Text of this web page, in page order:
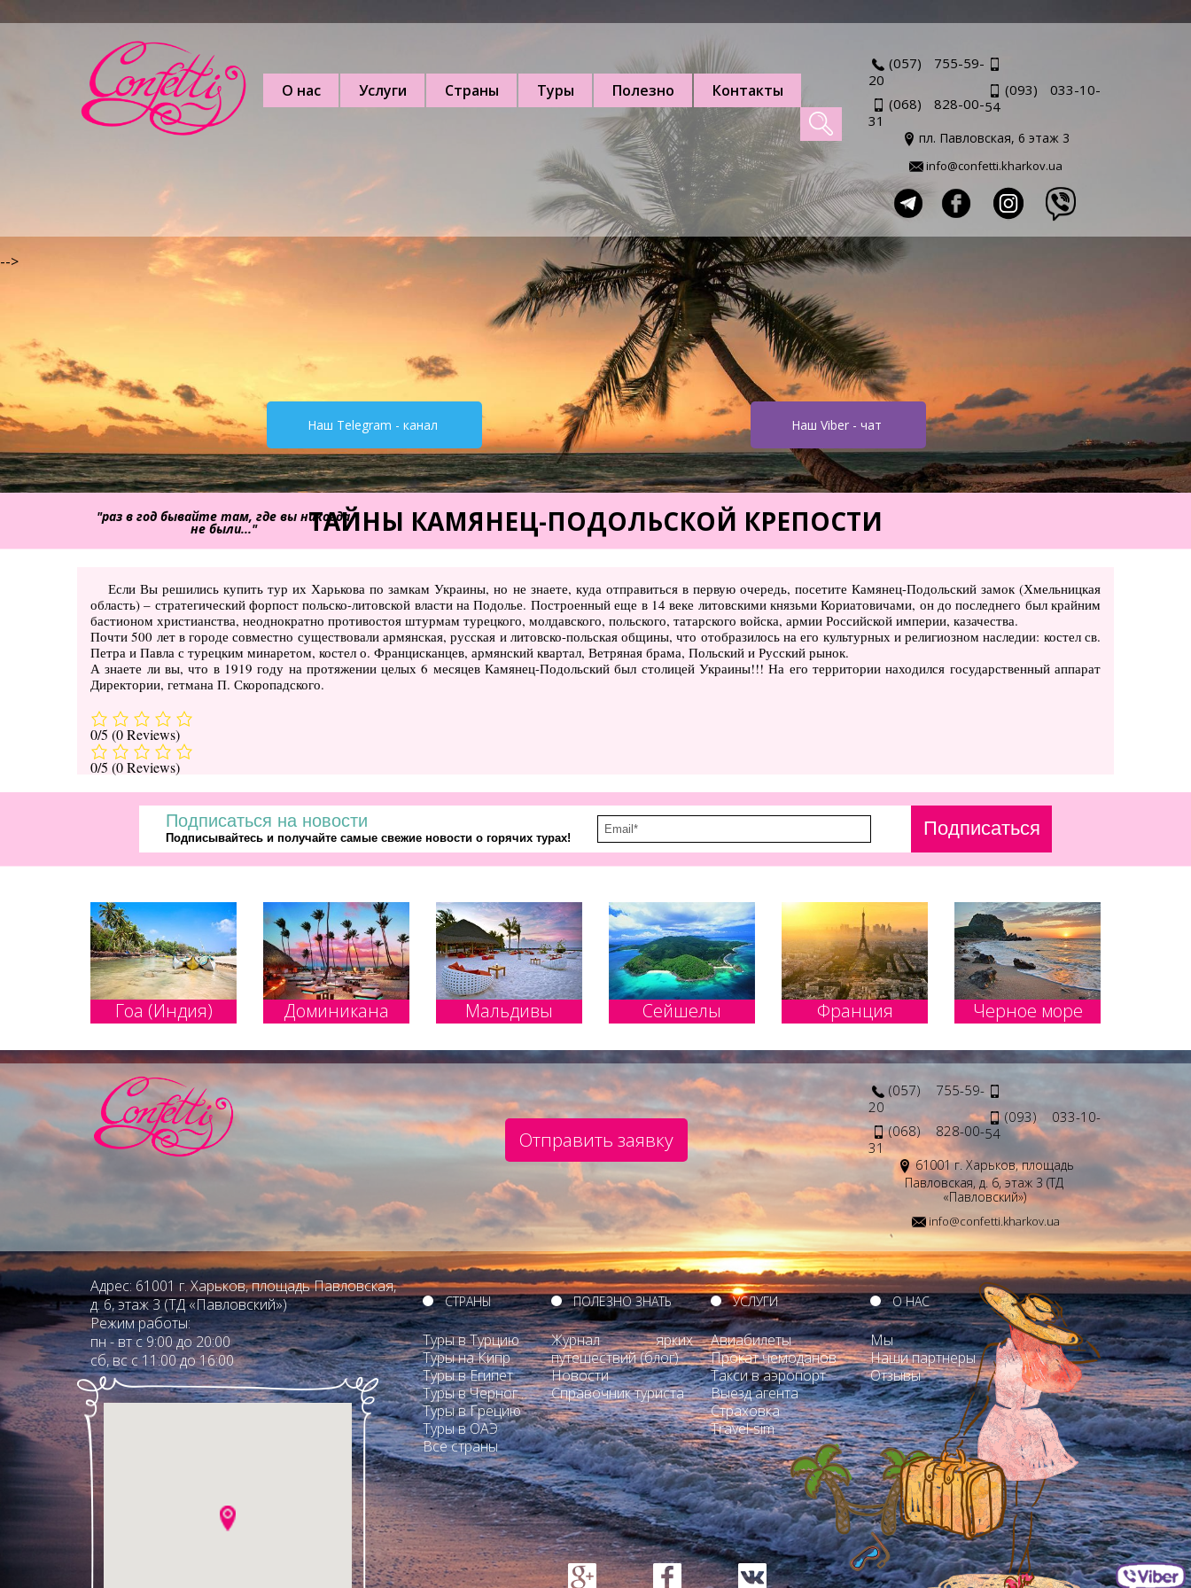
О нас Услуги Страны Туры Полезно Контакты
(057) 755-59-
20
(068) 828-00-
31
(093) 033-10-
54
пл. Павловская, 6 этаж 3
info@confetti.kharkov.ua
-->
Наш Telegram - канал Наш Viber - чат
"раз в год бывайте там, где вы никогда
не были..." ТАЙНЫ КАМЯНЕЦ-ПОДОЛЬСКОЙ КРЕПОСТИ
Если Вы решились купить тур их Харькова по замкам Украины, но не знаете, куда отправиться в первую очередь, посетите Камянец-Подольский замок (Хмельницкая
область) – стратегический форпост польско-литовской власти на Подолье. Построенный еще в 14 веке литовскими князьми Кориатовичами, он до последнего был крайним
бастионом христианства, неоднократно противостоя штурмам турецкого, молдавского, польского, татарского войска, армии Российской империи, казачества.
Почти 500 лет в городе совместно существовали армянская, русская и литовско-польская общины, что отобразилось на его культурных и религиозном наследии: костел св.
Петра и Павла с турецким минаретом, костел о. Францисканцев, армянский квартал, Ветряная брама, Польский и Русский рынок.
А знаете ли вы, что в 1919 году на протяжении целых 6 месяцев Камянец-Подольский был столицей Украины!!! На его территории находился государственный аппарат
Директории, гетмана П. Скоропадского.
0/5 (0 Reviews)
0/5 (0 Reviews)
Подписаться на новости
Подписывайтесь и получайте самые свежие новости о горячих турах! Подписаться
Гоа (Индия) Доминикана Мальдивы Сейшелы Франция Черное море
Отправить заявку
(057) 755-59-
20
(068) 828-00-
31
(093) 033-10-
54
61001 г. Харьков, площадь
Павловская, д. 6, этаж 3 (ТД
«Павловский»)
info@confetti.kharkov.ua
Адрес: 61001 г. Харьков, площадь Павловская,
д. 6, этаж 3 (ТД «Павловский»)
Режим работы:
пн - вт с 9:00 до 20:00
сб, вс с 11:00 до 16:00
СТРАНЫ
Туры в Турцию
Туры на Кипр
Туры в Египет
Туры в Черногорию
Туры в Грецию
Туры в ОАЭ
Все страны
ПОЛЕЗНО ЗНАТЬ
Журнал ярких
путешествий (блог)
Новости
Справочник туриста
УСЛУГИ
Авиабилеты
Прокат чемоданов
Такси в аэропорт
Выезд агента
Страховка
Travel-sim
О НАС
Мы
Наши партнеры
Отзывы